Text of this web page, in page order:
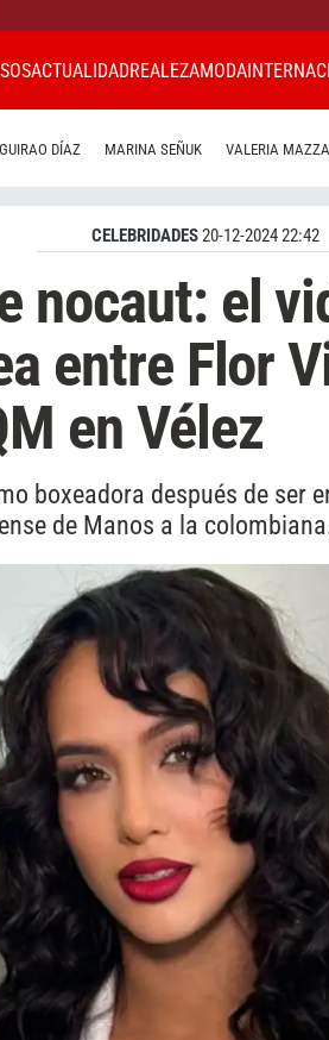
ACTUALIDADREALEZAMODA
DÍAZ MARINA SEÑUK VALERIA MAZZA
CELEBRIDADES20-12-2024 22:42
nocaut: el
entre Flor
en Vélez
boxeadora después de ser
de Manos a la